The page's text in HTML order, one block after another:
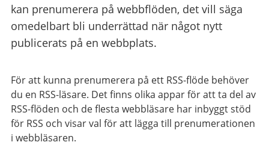
kan prenumerera på webbflöden, det vill säga
omedelbart bli underrättad när något nytt
publicerats på en webbplats.
För att kunna prenumerera på ett RSS-flöde behöver
du en RSS-läsare. Det finns olika appar för att ta del av
RSS-flöden och de flesta webbläsare har inbyggt stöd
för RSS och visar val för att lägga till prenumerationen
i webbläsaren.